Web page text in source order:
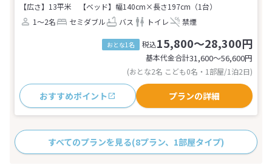
【広さ】13平米
【ベッド】幅140cm×長さ197cm（1台）
1～2名
セミダブル バス トイレ 禁煙
おとな1名 税込15,800～28,300円
基本代金合計31,600〜56,600円
(おとな2名 こども0名・1部屋/1泊2日)
おすすめポイント プランの詳細
すべてのプランを見る(8プラン、1部屋タイプ)